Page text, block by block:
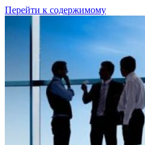
Перейти к содержимому